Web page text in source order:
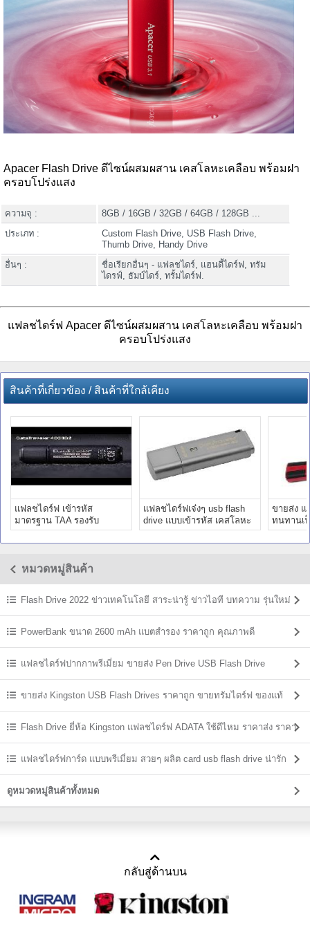
Apacer Flash Drive ดีไซน์ผสมผสาน เคสโลหะเคลือบ พร้อมฝา
ครอบโปร่งแสง
ความจุ :
8GB / 16GB / 32GB / 64GB / 128GB ...
ประเภท :
Custom Flash Drive, USB Flash Drive,
Thumb Drive, Handy Drive
อื่นๆ :
ชื่อเรียกอื่นๆ - แฟลชไดร์, แฮนดี้ไดร์ฟ, ทรัม
ไดรฟ์, ธัมบ์ไดร์, ทรั้มไดร์ฟ.
แฟลชไดร์ฟ Apacer ดีไซน์ผสมผสาน เคสโลหะเคลือบ พร้อมฝา
ครอบโปร่งแสง
สินค้าที่เกี่ยวข้อง / สินค้าที่ใกล้เคียง
แฟลชไดร์ฟ เข้ารหัส
มาตรฐาน TAA รองรับ
SafeConsole ราคาถูก
Kingston
แฟลชไดร์ฟเจ๋งๆ usb flash
drive แบบเข้ารหัส เคสโลหะ
ทนทาน รับประกันห้าปี
ขายส่ง แ
ทนทานเ
ขีดข่วน
หมวดหมู่สินค้า
Flash Drive 2022 ข่าวเทคโนโลยี สาระน่ารู้ ข่าวไอที บทความ รุ่นใหม่
ล่าสุดPowerBank ขนาด 2600 mAh แบตสํารอง ราคาถูก คุณภาพดี
แฟลชไดร์ฟปากกาพรีเมี่ยม ขายส่ง Pen Drive USB Flash Drive
ขายส่ง Kingston USB Flash Drives ราคาถูก ขายทรัมไดร์ฟ ของแท้
Flash Drive ยี่ห้อ Kingston แฟลชไดร์ฟ ADATA ใช้ดีไหม ราคาส่ง ราคา
ถูก แฟลชไดร์ฟการ์ด แบบพรีเมี่ยม สวยๆ ผลิต card usb flash drive น่ารัก
ดูหมวดหมู่สินค้าทั้งหมด
กลับสู่ด้านบน